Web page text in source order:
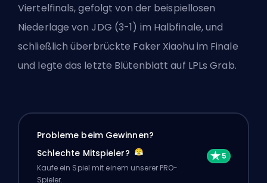
Viertelfinals, gefolgt von der beispiellosen
Niederlage von JDG (3-1) im Halbfinale, und
schließlich überbrückte Faker Xiaohu im Finale
und legte das letzte Blütenblatt auf LPLs Grab.
Probleme beim Gewinnen?
Schlechte Mitspieler?
Kaufe ein Spiel mit einem unserer PRO-
Spieler.